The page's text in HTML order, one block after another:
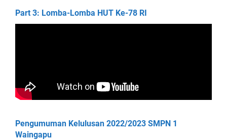
Part 3: Lomba-Lomba HUT Ke-78 RI
Pengumuman Kelulusan 2022/2023 SMPN 1
Waingapu